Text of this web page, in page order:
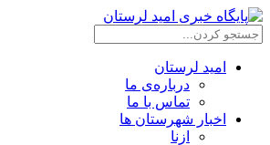
امید لرستان
درباره‌ی ما
تماس با ما
اخبار شهرستان ها
ازنا